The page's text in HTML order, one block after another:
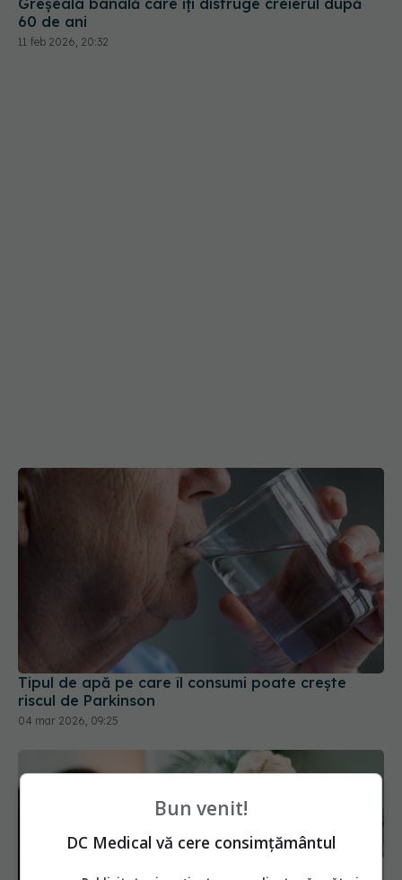
60 de ani
11 feb 2026, 20:32
Tipul de apă pe care îl consumi poate crește
riscul de Parkinson
04 mar 2026, 09:25
Bun venit!
DC Medical vă cere consimțământul